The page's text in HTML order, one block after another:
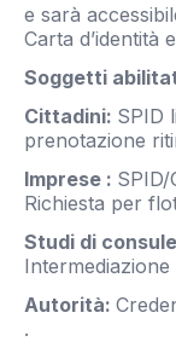
e sarà
Carta d’identità
Soggetti
Cittadini: SPID
prenotazione
Imprese :
Richiesta per
Studi di
Autorità:
.